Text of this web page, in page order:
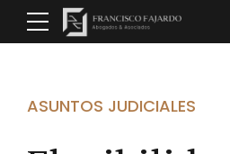
ASUNTOS JUDICIALES